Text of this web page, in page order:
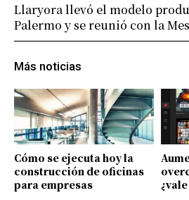
Más noticias
Cómo se ejecuta hoy la
construcción de oficinas
para empresas
Llaryora llevó el modelo
Palermo y se reunió con la